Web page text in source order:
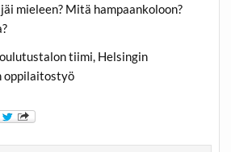
mieleen? Mitä hampaankoloon?
tiimi, Helsingin
oppilaitostyö